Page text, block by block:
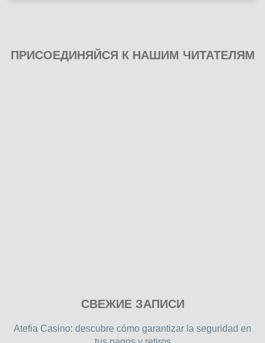
ПРИСОЕДИНЯЙСЯ К НАШИМ ЧИТАТЕЛЯМ
free
СВЕЖИЕ ЗАПИСИ
Atefia Casino: descubre cómo garantizar la seguridad en